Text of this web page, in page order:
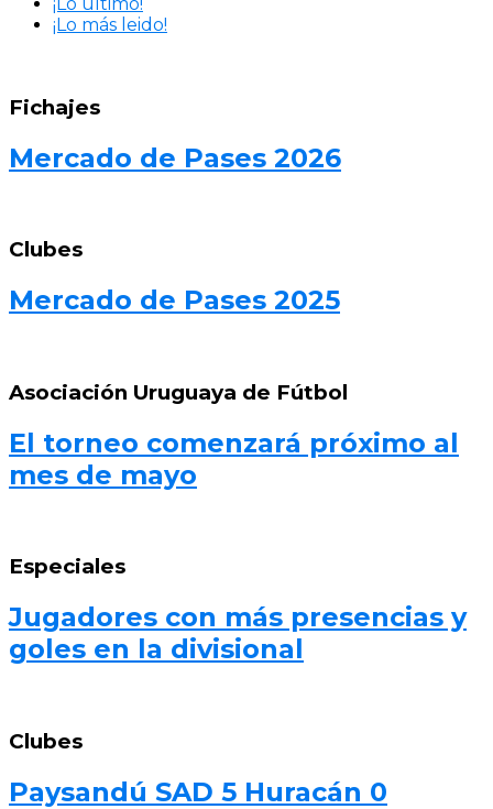
¡Lo más leido!
Fichajes
Mercado de Pases 2026
Clubes
Mercado de Pases 2025
Asociación Uruguaya de Fútbol
El torneo comenzará próximo al
mes de mayo
Especiales
Jugadores con más presencias y
goles en la divisional
Clubes
Paysandú SAD 5 Huracán 0